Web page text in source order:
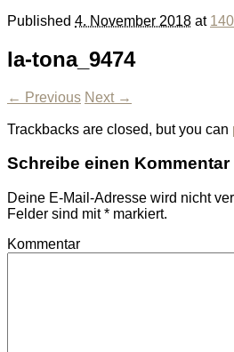
Published 4. November 2018 at
la-tona_9474
← Previous Next →
Trackbacks are closed, but you can
Schreibe einen Kommentar
Deine E-Mail-Adresse wird nicht
Felder sind mit* markiert.
Kommentar